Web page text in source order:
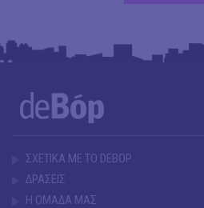
ΣΧΕΤΙΚΑ ΜΕ ΤΟ DEBOP
ΔΡΑΣΕΙΣ
Η ΟΜΑΔΑ ΜΑΣ